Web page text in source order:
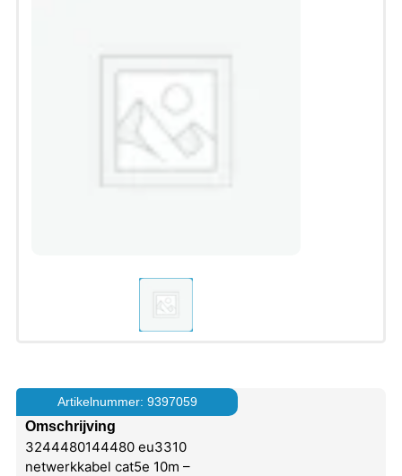
Artikelnummer: 9397059
Omschrijving
3244480144480 eu3310
netwerkkabel cat5e 10m –